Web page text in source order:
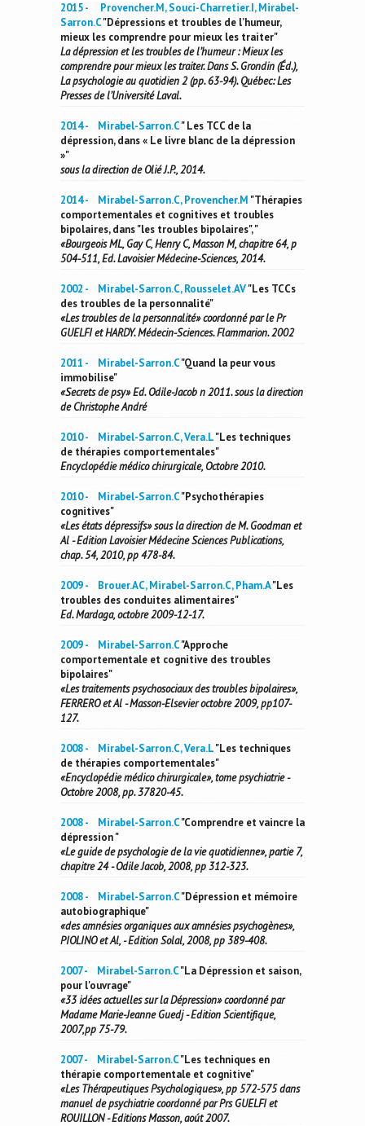
2015 - Provencher.M, Souci-Charretier.I, Mirabel-
Sarron.C"Dépressions et troubles de l’humeur,
mieux les comprendre pour mieux les traiter"
La dépression et les troubles de l’humeur : Mieux les
comprendre pour mieux les traiter. Dans S. Grondin (Éd.),
La psychologie au quotidien 2 (pp. 63-94). Québec: Les
Presses de l’Université Laval.
2014 - Mirabel-Sarron.C" Les TCC de la
dépression, dans « Le livre blanc de la dépression
»"
sous la direction de Olié J.P., 2014.
2014 - Mirabel-Sarron.C, Provencher.M "Thérapies
comportementales et cognitives et troubles
bipolaires, dans "les troubles bipolaires", "
«Bourgeois ML, Gay C, Henry C, Masson M, chapitre 64, p
504-511, Ed. Lavoisier Médecine-Sciences, 2014.
2002 - Mirabel-Sarron.C, Rousselet.AV"Les TCCs
des troubles de la personnalité"
«Les troubles de la personnalité» coordonné par le Pr
GUELFI et HARDY. Médecin-Sciences. Flammarion. 2002
2011 - Mirabel-Sarron.C"Quand la peur vous
immobilise"
«Secrets de psy» Ed. Odile-Jacob n 2011. sous la direction
de Christophe André
2010 - Mirabel-Sarron.C, Vera.L"Les techniques
de thérapies comportementales"
Encyclopédie médico chirurgicale, Octobre 2010.
2010 - Mirabel-Sarron.C"Psychothérapies
cognitives"
«Les états dépressifs» sous la direction de M. Goodman et
Al - Edition Lavoisier Médecine Sciences Publications,
chap. 54, 2010, pp 478-84.
2009 - Brouer.AC, Mirabel-Sarron.C, Pham.A"Les
troubles des conduites alimentaires"
Ed. Mardaga, octobre 2009-12-17.
2009 - Mirabel-Sarron.C"Approche
comportementale et cognitive des troubles
bipolaires"
«Les traitements psychosociaux des troubles bipolaires»,
FERRERO et Al - Masson-Elsevier octobre 2009, pp107-
127.
2008 - Mirabel-Sarron.C, Vera.L"Les techniques
de thérapies comportementales"
«Encyclopédie médico chirurgicale», tome psychiatrie -
Octobre 2008, pp. 37820-45.
2008 - Mirabel-Sarron.C"Comprendre et vaincre la
dépression "
«Le guide de psychologie de la vie quotidienne», partie 7,
chapitre 24 - Odile Jacob, 2008, pp 312-323.
2008 - Mirabel-Sarron.C"Dépression et mémoire
autobiographique"
«des amnésies organiques aux amnésies psychogènes»,
PIOLINO et Al, - Edition Solal, 2008, pp 389-408.
2007 - Mirabel-Sarron.C"La Dépression et saison,
pour l'ouvrage"
«33 idées actuelles sur la Dépression» coordonné par
Madame Marie-Jeanne Guedj - Edition Scientifique,
2007,pp 75-79.
2007 - Mirabel-Sarron.C"Les techniques en
thérapie comportementale et cognitive"
«Les Thérapeutiques Psychologiques», pp 572-575 dans
manuel de psychiatrie coordonné par Prs GUELFI et
ROUILLON - Editions Masson, aoút 2007.